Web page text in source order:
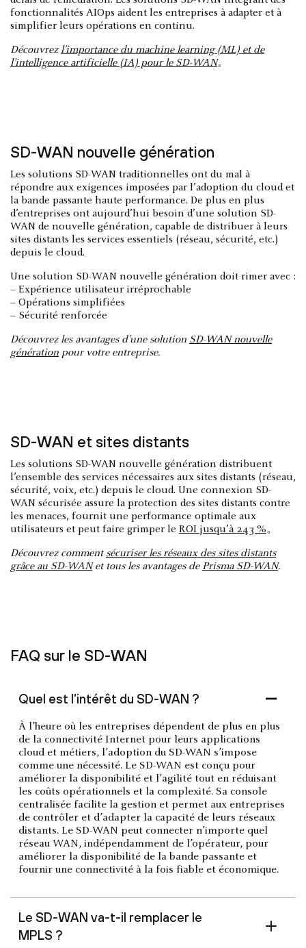
fonctionnalités AIOps aident les entreprises à adapter et à
simplifier leurs opérations en continu.
Découvrezl’importance du machine learning (ML) et de
l’intelligence artificielle (IA) pour le SD-WAN。
SD-WAN nouvelle génération
Les solutions SD-WAN traditionnelles ont du mal à
répondre aux exigences imposées par l’adoption du cloud et
la bande passante haute performance. De plus en plus
d’entreprises ont aujourd’hui besoin d’une solution SD-
WAN de nouvelle génération, capable de distribuer à leurs
sites distants les services essentiels (réseau, sécurité, etc.)
depuis le cloud.
Une solution SD-WAN nouvelle génération doit rimer avec :
– Expérience utilisateur irréprochable
– Opérations simplifiées
– Sécurité renforcée
Découvrez les avantages d’une solution SD-WAN nouvelle
génération pour votre entreprise.
SD-WAN et sites distants
Les solutions SD-WAN nouvelle génération distribuent
l’ensemble des services nécessaires aux sites distants (réseau,
sécurité, voix, etc.) depuis le cloud. Une connexion SD-
WAN sécurisée assure la protection des sites distants contre
les menaces, fournit une performance optimale aux
utilisateurs et peut faire grimper le ROI jusqu’à 243 %。
Découvrez comment sécuriser les réseaux des sites distants
grâce au SD-WANet tous les avantages de Prisma SD-WAN.
FAQ sur le SD-WAN
Quel est l’intérêt du SD-WAN ?
À l’heure où les entreprises dépendent de plus en plus
de la connectivité Internet pour leurs applications
cloud et métiers, l’adoption du SD-WAN s’impose
comme une nécessité. Le SD-WAN est conçu pour
améliorer la disponibilité et l’agilité tout en réduisant
les coûts opérationnels et la complexité. Sa console
centralisée facilite la gestion et permet aux entreprises
de contrôler et d’adapter la capacité de leurs réseaux
distants. Le SD-WAN peut connecter n’importe quel
réseau WAN, indépendamment de l’opérateur, pour
améliorer la disponibilité de la bande passante et
fournir une connectivité à la fois fiable et économique.
Le SD-WAN va-t-il remplacer le
MPLS ?